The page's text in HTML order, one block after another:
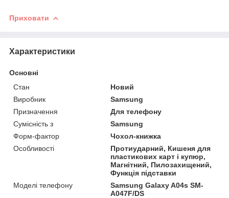
Приховати
Характеристики
Основні
Стан
Новий
Виробник
Samsung
Призначення
Для телефону
Сумісність з
Samsung
Форм-фактор
Чохол-книжка
Особливості
Протиударний, Кишеня для
пластикових карт і купюр,
Магнітний, Пилозахищений,
Функція підставки
Моделі телефону
Samsung Galaxy A04s SM-
A047F/DS